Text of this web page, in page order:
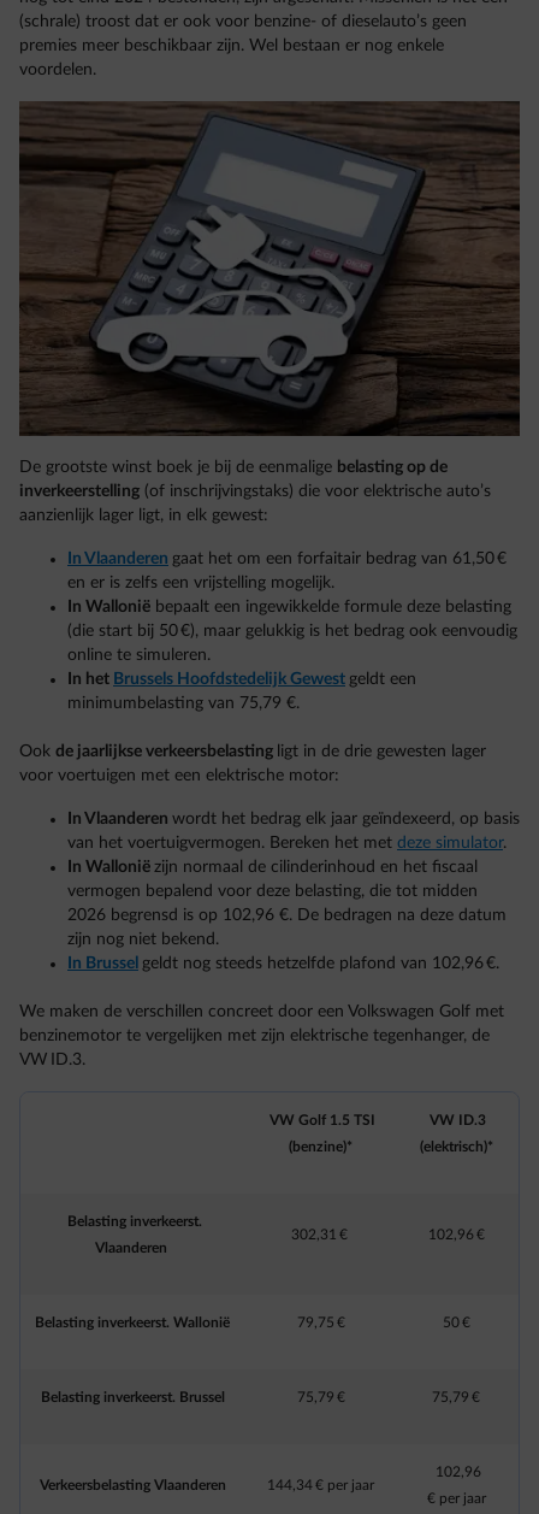
(schrale) troost dat er ook voor benzine- of dieselauto’s geen
premies meer beschikbaar zijn. Wel bestaan er nog enkele
voordelen.
De grootste winst boek je bij de eenmalige belasting op de
inverkeerstelling (of inschrijvingstaks) die voor elektrische auto’s
aanzienlijk lager ligt, in elk gewest:
In Vlaanderen gaat het om een forfaitair bedrag van 61,50 €
en er is zelfs een vrijstelling mogelijk.
In Wallonië bepaalt een ingewikkelde formule deze belasting
(die start bij 50 €), maar gelukkig is het bedrag ook eenvoudig
online te simuleren.
In het Brussels Hoofdstedelijk Gewest geldt een
minimumbelasting van 75,79 €.
Ook de jaarlijkse verkeersbelasting ligt in de drie gewesten lager
voor voertuigen met een elektrische motor:
In Vlaanderen wordt het bedrag elk jaar geïndexeerd, op basis
van het voertuigvermogen. Bereken het met deze simulator.
In Wallonië zijn normaal de cilinderinhoud en het fiscaal
vermogen bepalend voor deze belasting, die tot midden
2026 begrensd is op 102,96 €. De bedragen na deze datum
zijn nog niet bekend.
In Brussel geldt nog steeds hetzelfde plafond van 102,96 €.
We maken de verschillen concreet door een Volkswagen Golf met
benzinemotor te vergelijken met zijn elektrische tegenhanger, de
VW ID.3.
VW Golf 1.5 TSI
(benzine)*
VW ID.3
(elektrisch)*
Belasting inverkeerst.
Vlaanderen
302,31 € 102,96 €
Belasting inverkeerst. Wallonië 79,75 € 50 €
Belasting inverkeerst. Brussel 75,79 € 75,79 €
Verkeersbelasting Vlaanderen 144,34 € per jaar
102,96
€ per jaar